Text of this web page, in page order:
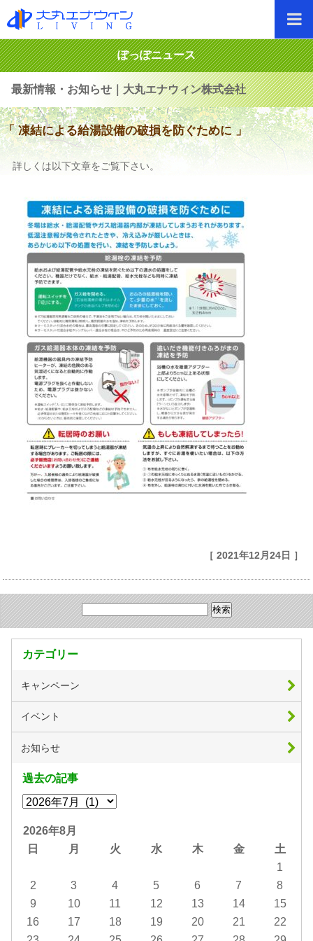
ぽっぽニュース
最新情報・お知らせ｜大丸エナウィン株式会社
「 凍結による給湯設備の破損を防ぐために 」
詳しくは以下文章をご覧下さい。
［ 2021年12月24日 ］
カテゴリー
キャンペーン
イベント
お知らせ
過去の記事
2026年8月
日
月 火 水 木 金
土
1
2
3 4 5 6 7
8
9
10 11 12 13 14
15
16
17 18 19 20 21
22